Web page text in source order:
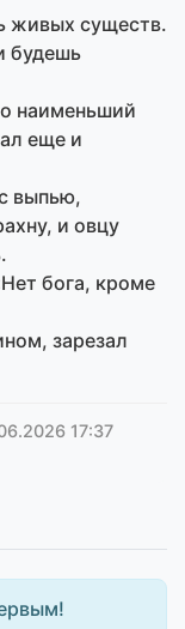
живых существ.
будешь
наименьший
еще и
выпью,
и овцу
бога, кроме
зарезал
17:37